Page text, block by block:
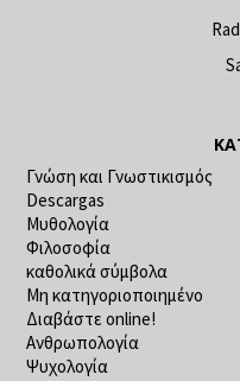
Γνώση και Γνωστικισμός
Descargas
Μυθολογία
Φιλοσοφία
καθολικά σύμβολα
Μη κατηγοριοποιημένο
Διαβάστε online!
Ανθρωπολογία
Ψυχολογία